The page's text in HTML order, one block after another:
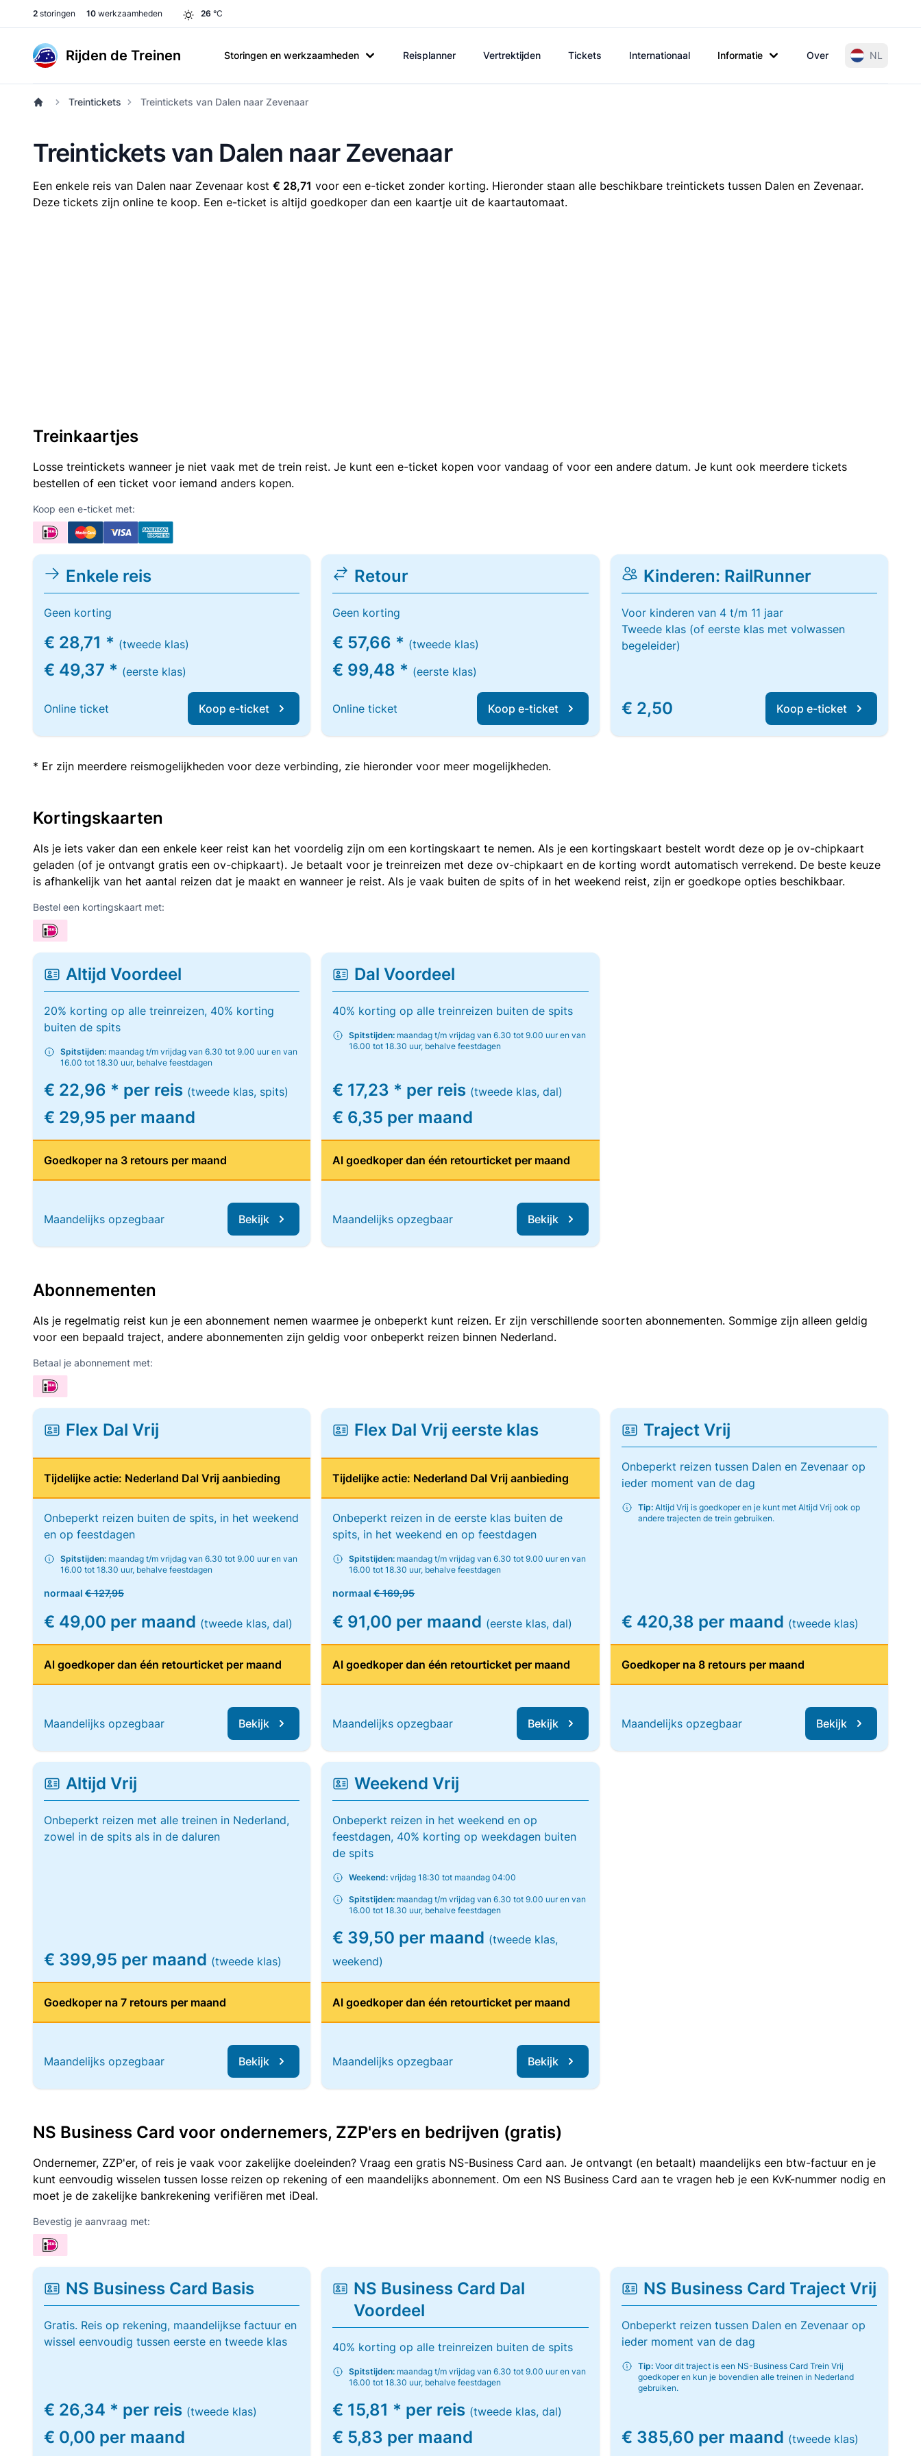
2 storingen 10 werkzaamheden 26 °C
Rijden de Treinen Storingen en werkzaamheden Reisplanner Vertrektijden Tickets Internationaal Informatie Over NL
Treintickets Treintickets van Dalen naar Zevenaar
Treintickets van Dalen naar Zevenaar
Een enkele reis van Dalen naar Zevenaar kost € 28,71 voor een e-ticket zonder korting. Hieronder staan alle beschikbare treintickets tussen Dalen en Zevenaar.
Deze tickets zijn online te koop. Een e-ticket is altijd goedkoper dan een kaartje uit de kaartautomaat.
Treinkaartjes
Losse treintickets wanneer je niet vaak met de trein reist. Je kunt een e-ticket kopen voor vandaag of voor een andere datum. Je kunt ook meerdere tickets
bestellen of een ticket voor iemand anders kopen.
Koop een e-ticket met:
Enkele reis
Geen korting
€ 28,71 * (tweede klas)
€ 49,37 * (eerste klas)
Online ticket Koop e-ticket
Retour
Geen korting
€ 57,66 * (tweede klas)
€ 99,48 * (eerste klas)
Online ticket Koop e-ticket
Kinderen: RailRunner
Voor kinderen van 4 t/m 11 jaar
Tweede klas (of eerste klas met volwassen
begeleider)
€ 2,50 Koop e-ticket
* Er zijn meerdere reismogelijkheden voor deze verbinding, zie hieronder voor meer mogelijkheden.
Kortingskaarten
Als je iets vaker dan een enkele keer reist kan het voordelig zijn om een kortingskaart te nemen. Als je een kortingskaart bestelt wordt deze op je ov-chipkaart
geladen (of je ontvangt gratis een ov-chipkaart). Je betaalt voor je treinreizen met deze ov-chipkaart en de korting wordt automatisch verrekend. De beste keuze
is afhankelijk van het aantal reizen dat je maakt en wanneer je reist. Als je vaak buiten de spits of in het weekend reist, zijn er goedkope opties beschikbaar.
Bestel een kortingskaart met:
Altijd Voordeel
20% korting op alle treinreizen, 40% korting
buiten de spits
Spitstijden: maandag t/m vrijdag van 6.30 tot 9.00 uur en van
16.00 tot 18.30 uur, behalve feestdagen
€ 22,96 * per reis (tweede klas, spits)
€ 29,95 per maand
Goedkoper na 3 retours per maand
Maandelijks opzegbaar Bekijk
Dal Voordeel
40% korting op alle treinreizen buiten de spits
Spitstijden: maandag t/m vrijdag van 6.30 tot 9.00 uur en van
16.00 tot 18.30 uur, behalve feestdagen
€ 17,23 * per reis (tweede klas, dal)
€ 6,35 per maand
Al goedkoper dan één retourticket per maand
Maandelijks opzegbaar Bekijk
Abonnementen
Als je regelmatig reist kun je een abonnement nemen waarmee je onbeperkt kunt reizen. Er zijn verschillende soorten abonnementen. Sommige zijn alleen geldig
voor een bepaald traject, andere abonnementen zijn geldig voor onbeperkt reizen binnen Nederland.
Betaal je abonnement met:
Flex Dal Vrij
Tijdelijke actie: Nederland Dal Vrij aanbieding
Onbeperkt reizen buiten de spits, in het weekend
en op feestdagen
Spitstijden: maandag t/m vrijdag van 6.30 tot 9.00 uur en van
16.00 tot 18.30 uur, behalve feestdagen
normaal € 127,95
€ 49,00 per maand (tweede klas, dal)
Al goedkoper dan één retourticket per maand
Maandelijks opzegbaar Bekijk
Flex Dal Vrij eerste klas
Tijdelijke actie: Nederland Dal Vrij aanbieding
Onbeperkt reizen in de eerste klas buiten de
spits, in het weekend en op feestdagen
Spitstijden: maandag t/m vrijdag van 6.30 tot 9.00 uur en van
16.00 tot 18.30 uur, behalve feestdagen
normaal€ 169,95
€ 91,00 per maand (eerste klas, dal)
Al goedkoper dan één retourticket per maand
Maandelijks opzegbaar Bekijk
Traject Vrij
Onbeperkt reizen tussen Dalen en Zevenaar op
ieder moment van de dag
Tip:Altijd Vrij is goedkoper en je kunt met Altijd Vrij ook op
andere trajecten de trein gebruiken.
€ 420,38 per maand (tweede klas)
Goedkoper na 8 retours per maand
Maandelijks opzegbaar Bekijk
Altijd Vrij
Onbeperkt reizen met alle treinen in Nederland,
zowel in de spits als in de daluren
€ 399,95 per maand (tweede klas)
Goedkoper na 7 retours per maand
Maandelijks opzegbaar Bekijk
Weekend Vrij
Onbeperkt reizen in het weekend en op
feestdagen, 40% korting op weekdagen buiten
de spits
Weekend: vrijdag 18:30 tot maandag 04:00
Spitstijden: maandag t/m vrijdag van 6.30 tot 9.00 uur en van
16.00 tot 18.30 uur, behalve feestdagen
€ 39,50 per maand (tweede klas,
weekend)
Al goedkoper dan één retourticket per maand
Maandelijks opzegbaar Bekijk
NS Business Card voor ondernemers, ZZP'ers en bedrijven (gratis)
Ondernemer, ZZP'er, of reis je vaak voor zakelijke doeleinden? Vraag een gratis NS-Business Card aan. Je ontvangt (en betaalt) maandelijks een btw-factuur en je
kunt eenvoudig wisselen tussen losse reizen op rekening of een maandelijks abonnement. Om een NS Business Card aan te vragen heb je een KvK-nummer nodig en
moet je de zakelijke bankrekening verifiëren met iDeal.
Bevestig je aanvraag met:
NS Business Card Basis
Gratis. Reis op rekening, maandelijkse factuur en
wissel eenvoudig tussen eerste en tweede klas
€ 26,34 * per reis (tweede klas)
€ 0,00 per maand
NS Business Card Dal
Voordeel
40% korting op alle treinreizen buiten de spits
Spitstijden: maandag t/m vrijdag van 6.30 tot 9.00 uur en van
16.00 tot 18.30 uur, behalve feestdagen
€ 15,81 * per reis (tweede klas, dal)
€ 5,83 per maand
NS Business Card Traject Vrij
Onbeperkt reizen tussen Dalen en Zevenaar op
ieder moment van de dag
Tip:Voor dit traject is een NS-Business Card Trein Vrij
goedkoper en kun je bovendien alle treinen in Nederland
gebruiken.
€ 385,60 per maand (tweede klas)